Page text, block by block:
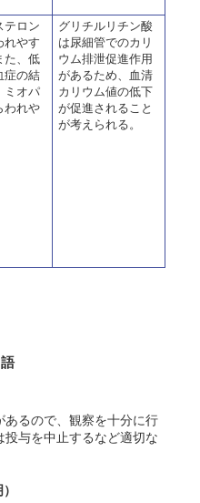
テロン
れやす
た、低
症の結
ミオパ
われや
グリチルリチン酸
は尿細管でのカリ
ウム排泄促進作用
があるため、血清
カリウム値の低下
が促進されること
が考えられる。
あるので、観察を十分に行
与を中止するなど適切な